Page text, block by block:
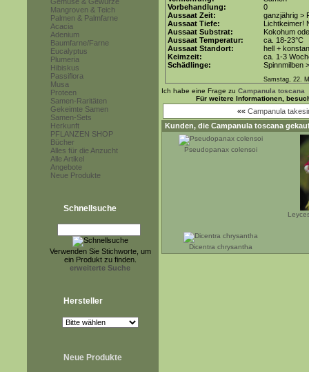
Mangroven & Teich
Palmen & Palmfarne
Acacia
Adenium
Baumfarne/Farne
Eucalyptus
Plumeria
Hibiskus
Passiflora
Musa
Proteen
Samen-Raritäten
Gekeimte Samen
Samen-Sets
Herkunft
PFLANZEN SHOP
Bücher
Alles für die Anzucht
Alle Artikel
Angebote
Neue Produkte
Schnellsuche
Verwenden Sie Stichworte, um
ein Produkt zu finden.
erweiterte Suche
Hersteller
Neue Produkte
Vorbehandlung:
0
Aussaat Zeit:
ganzjährig >
Aussaat Tiefe:
Lichtkeimer!
Aussaat Substrat:
Kokohum
Aussaat Temperatur:
ca. 18-23°C
Aussaat Standort:
hell +
Keimzeit:
ca. 1-3
Schädlinge:
Spinnmilben
Samstag, 22.
Ich habe eine Frage zu Campanula toscana
Für weitere Informationen,
«« Campanula
Kunden, die Campanula toscana
Pseudopanax colensoi
Dicentra chrysantha